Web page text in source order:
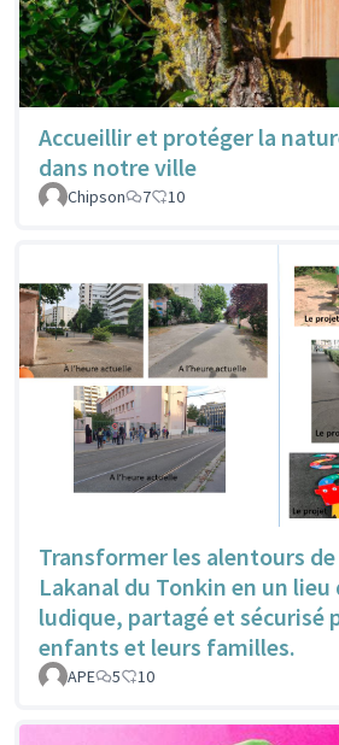
Accueillir et protéger la
dans notre ville
Chipson
7 10
Transformer les alentours de
Lakanal du Tonkin en un lieu
ludique, partagé et sécurisé
enfants et leurs familles.
APE 5 10